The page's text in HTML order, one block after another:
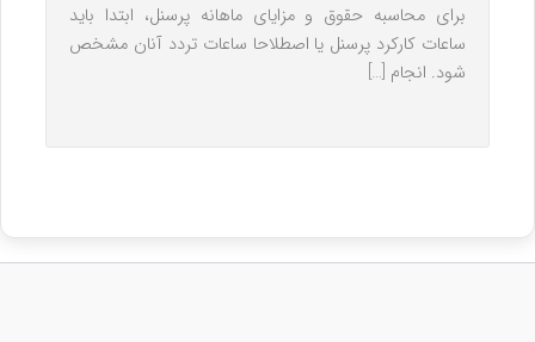
برای محاسبه حقوق و مزایای ماهانه پرسنل، ابتدا باید
ساعات کارکرد پرسنل یا اصطلاحا ساعات تردد آنان مشخص
شود. انجام […]